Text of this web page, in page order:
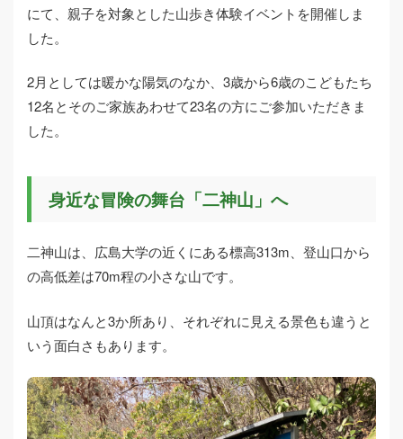
にて、親子を対象とした山歩き体験イベントを開催しま
した。
2月としては暖かな陽気のなか、3歳から6歳のこどもたち
12名とそのご家族あわせて23名の方にご参加いただきま
した。
身近な冒険の舞台「二神山」へ
二神山は、広島大学の近くにある標高313m、登山口から
の高低差は70m程の小さな山です。
山頂はなんと3か所あり、それぞれに見える景色も違うと
いう面白さもあります。